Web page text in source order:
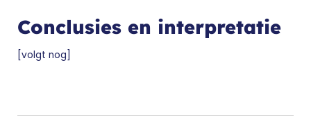
Conclusies en interpretatie
[volgt nog]